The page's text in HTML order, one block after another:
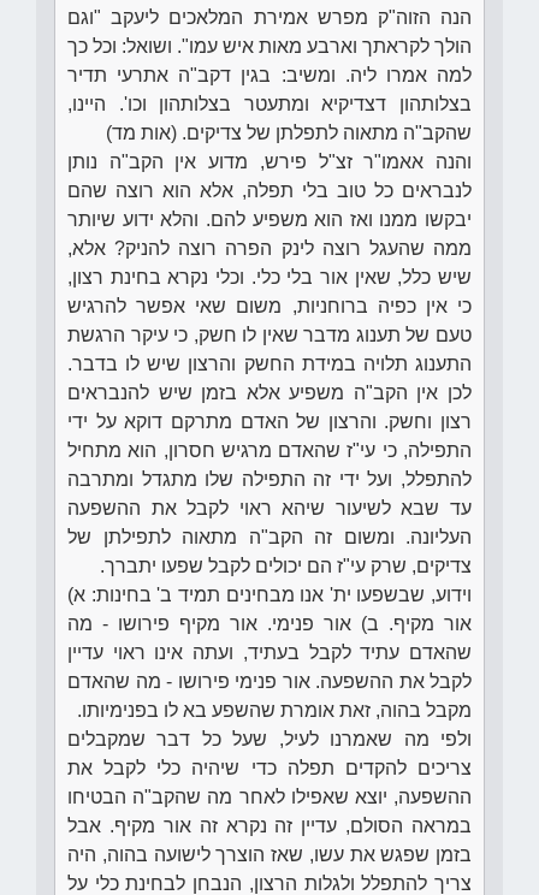
הנה הזוה"ק מפרש אמירת המלאכים ליעקב "וגם
הולך לקראתך וארבע מאות איש עמו". ושואל: וכל כך
למה אמרו ליה. ומשיב: בגין דקב"ה אתרעי תדיר
בצלותהון דצדיקיא ומתעטר בצלותהון וכו'. היינו,
שהקב"ה מתאוה לתפלתן של צדיקים. (אות מד)
והנה אאמו"ר זצ"ל פירש, מדוע אין הקב"ה נותן
לנבראים כל טוב בלי תפלה, אלא הוא רוצה שהם
יבקשו ממנו ואז הוא משפיע להם. והלא ידוע שיותר
ממה שהעגל רוצה לינק הפרה רוצה להניק? אלא,
שיש כלל, שאין אור בלי כלי. וכלי נקרא בחינת רצון,
כי אין כפיה ברוחניות, משום שאי אפשר להרגיש
טעם של תענוג מדבר שאין לו חשק, כי עיקר הרגשת
התענוג תלויה במידת החשק והרצון שיש לו בדבר.
לכן אין הקב"ה משפיע אלא בזמן שיש להנבראים
רצון וחשק. והרצון של האדם מתרקם דוקא על ידי
התפילה, כי עי"ז שהאדם מרגיש חסרון, הוא מתחיל
להתפלל, ועל ידי זה התפילה שלו מתגדל ומתרבה
עד שבא לשיעור שיהא ראוי לקבל את ההשפעה
העליונה. ומשום זה הקב"ה מתאוה לתפילתן של
צדיקים, שרק עי"ז הם יכולים לקבל שפעו יתברך.
וידוע, שבשפעו ית' אנו מבחינים תמיד ב' בחינות: א)
אור מקיף. ב) אור פנימי. אור מקיף פירושו - מה
שהאדם עתיד לקבל בעתיד, ועתה אינו ראוי עדיין
לקבל את ההשפעה. אור פנימי פירושו - מה שהאדם
מקבל בהוה, זאת אומרת שהשפע בא לו בפנימיותו.
ולפי מה שאמרנו לעיל, שעל כל דבר שמקבלים
צריכים להקדים תפלה כדי שיהיה כלי לקבל את
ההשפעה, יוצא שאפילו לאחר מה שהקב"ה הבטיחו
במראה הסולם, עדיין זה נקרא זה אור מקיף. אבל
בזמן שפגש את עשו, שאז הוצרך לישועה בהוה, היה
צריך להתפלל ולגלות הרצון, הנבחן לבחינת כלי על